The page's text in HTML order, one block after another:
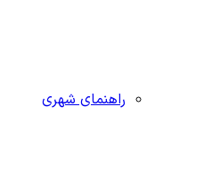
راهنمای شهری